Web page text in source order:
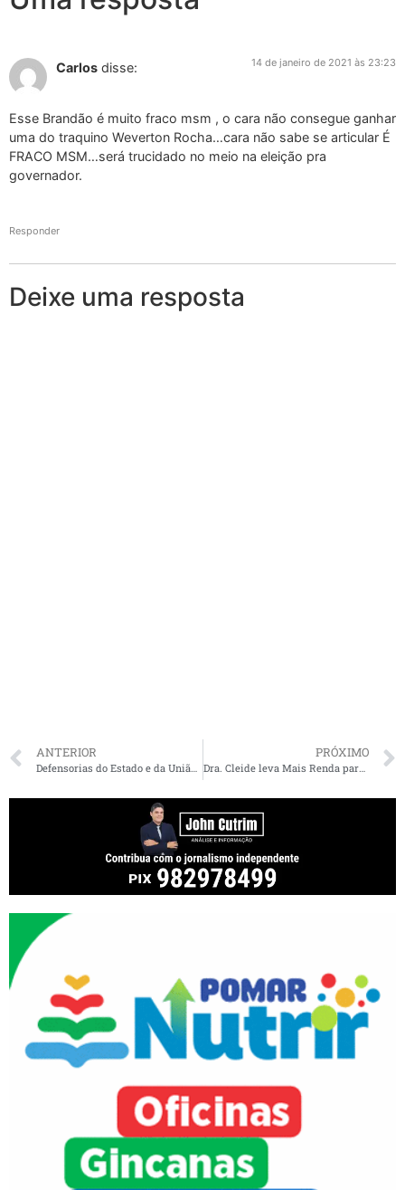
Carlos disse: 14 de janeiro de 2021 às 23:23
Esse Brandão é muito fraco msm , o cara não consegue ganhar
uma do traquino Weverton Rocha…cara não sabe se articular É
FRACO MSM…será trucidado no meio na eleição pra
governador.
Responder
Deixe uma resposta
ANTERIOR PRÓXIMO
Dra. Cleide leva Mais Renda para quatro cidades